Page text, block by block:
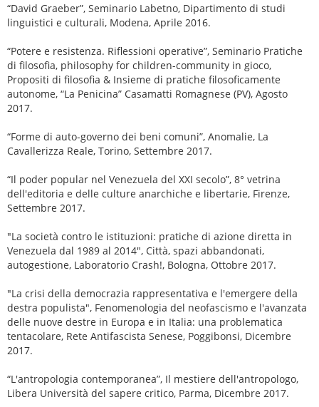
“David Graeber”, Seminario Labetno, Dipartimento di studi
linguistici e culturali, Modena, Aprile 2016.
“Potere e resistenza. Riflessioni operative”, Seminario Pratiche
di filosofia, philosophy for children-community in gioco,
Propositi di filosofia & Insieme di pratiche filosoficamente
autonome, “La Penicina” Casamatti Romagnese (PV), Agosto
2017.
“Forme di auto-governo dei beni comuni”, Anomalie, La
Cavallerizza Reale, Torino, Settembre 2017.
“Il poder popular nel Venezuela del XXI secolo”, 8° vetrina
dell'editoria e delle culture anarchiche e libertarie, Firenze,
Settembre 2017.
"La società contro le istituzioni: pratiche di azione diretta in
Venezuela dal 1989 al 2014", Città, spazi abbandonati,
autogestione, Laboratorio Crash!, Bologna, Ottobre 2017.
"La crisi della democrazia rappresentativa e l'emergere della
destra populista", Fenomenologia del neofascismo e l'avanzata
delle nuove destre in Europa e in Italia: una problematica
tentacolare, Rete Antifascista Senese, Poggibonsi, Dicembre
2017.
“L'antropologia contemporanea”, Il mestiere dell'antropologo,
Libera Università del sapere critico, Parma, Dicembre 2017.